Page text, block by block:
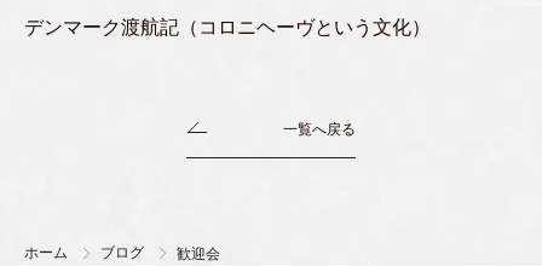
デンマーク渡航記（コロニヘーヴという文化）
一覧へ戻る
ホーム ブログ 歓迎会